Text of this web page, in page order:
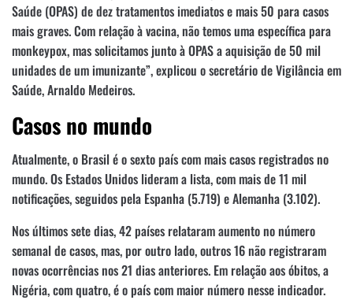
Saúde (OPAS) de dez tratamentos imediatos e mais 50 para casos
mais graves. Com relação à vacina, não temos uma específica para
monkeypox, mas solicitamos junto à OPAS a aquisição de 50 mil
unidades de um imunizante”, explicou o secretário de Vigilância em
Saúde, Arnaldo Medeiros.
Casos no mundo
Atualmente, o Brasil é o sexto país com mais casos registrados no
mundo. Os Estados Unidos lideram a lista, com mais de 11 mil
notificações, seguidos pela Espanha (5.719) e Alemanha (3.102).
Nos últimos sete dias, 42 países relataram aumento no número
semanal de casos, mas, por outro lado, outros 16 não registraram
novas ocorrências nos 21 dias anteriores. Em relação aos óbitos, a
Nigéria, com quatro, é o país com maior número nesse indicador.